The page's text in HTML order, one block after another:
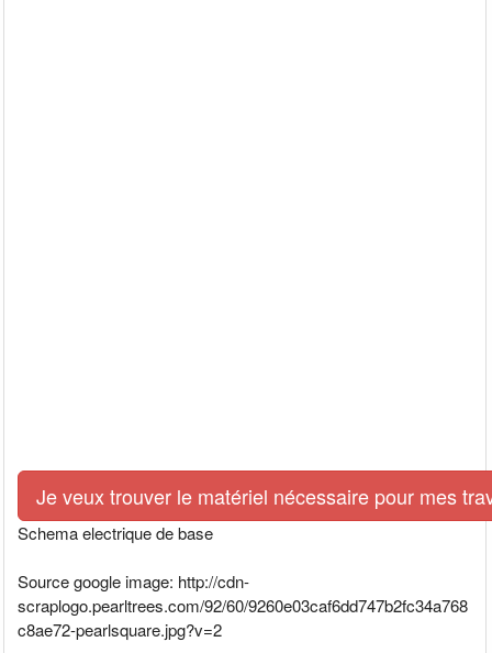
Je veux trouver le matériel nécessaire pour mes
Schema electrique de base
Source google image: http://cdn-
scraplogo.pearltrees.com/92/60/9260e03caf6dd747b2fc34a768
c8ae72-pearlsquare.jpg?v=2